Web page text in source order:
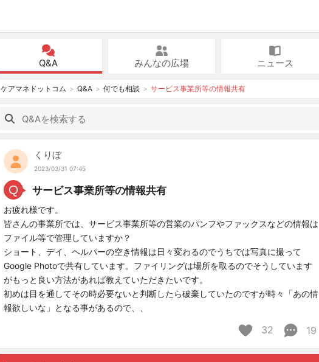
Q&A みんなの広場 ニュース
ケアマネドットコム Q&A 何でも相談 サービス事業所等の情報共有
くりぼ
2023/03/31 07:45
Q サービス事業所等の情報共有
お疲れ様です。
皆さんの事業所では、サービス事業所等の営業のパンフやファックスなどの情報は
ファイル等で管理していますか？
ショート、デイ、ヘルパーの空き情報は日々変わるのでうちでは写真に撮って
Google Photoで共有しています。ファイリングは場所を取るのでそうしています
がもっと良い方法があれば教えていただきたいです。
初めは目を通してその時必要ないと判断したら破棄していたのですが時々「あの情
報欲しいな」となる事があるので、、
32 19